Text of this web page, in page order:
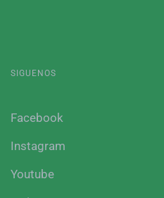
SIGUENOS
Facebook
Instagram
Youtube